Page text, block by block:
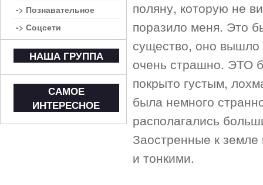
поляну, которую не
поразило меня. Это
существо, оно
очень страшно. ЭТО
покрыто густым,
была немного
располагались
Заостренные к
и тонкими.
-> Познавательное
-> Соцсети
НАША ГРУППА
САМОЕ
ИНТЕРЕСНОЕ